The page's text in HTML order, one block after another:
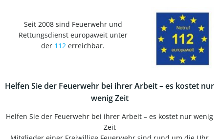
Seit 2008 sind Feuerwehr und
Rettungsdienst europaweit unter
der 112 erreichbar.
Helfen Sie der Feuerwehr bei ihrer Arbeit – es kostet nur
wenig Zeit
Helfen Sie der Feuerwehr bei ihrer Arbeit – es kostet nur wenig
Zeit